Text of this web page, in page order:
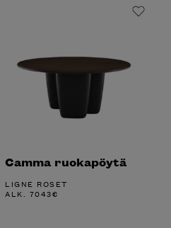
Camma ruokapöytä
LIGNE ROSET
ALK. 7043€